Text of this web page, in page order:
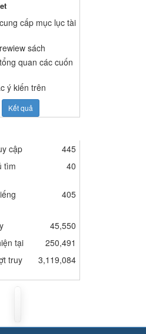
cấp mục lục tài
sách
quan các cuốn
ý kiến trên
cập
445
tìm
40
405
45,550
tại
250,491
truy
3,119,084